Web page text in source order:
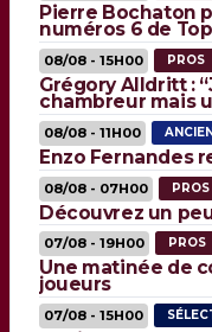
Pierre Bochaton
numéros 6 de
08/08 - 15H00 PROS
Grégory Alldritt :
chambreur mais
08/08 - 11H00
Enzo Fernandes
08/08 - 07H00 PROS
Découvrez un
07/08 - 19H00 PROS
Une matinée de
joueurs
07/08 - 15H00